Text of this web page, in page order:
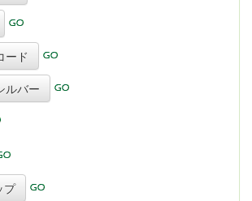
ード
ルバー
プ